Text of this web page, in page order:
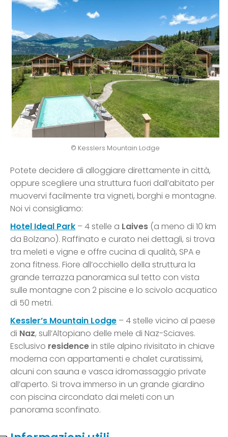
© Kesslers Mountain Lodge
Potete decidere di alloggiare direttamente in città,
oppure scegliere una struttura fuori dall’abitato per
muovervi facilmente tra vigneti, borghi e montagne.
Noi vi consigliamo:
Hotel Ideal Park – 4 stelle a Laives (a meno di 10 km
da Bolzano). Raffinato e curato nei dettagli, si trova
tra meleti e vigne e offre cucina di qualità, SPA e
zona fitness. Fiore all’occhiello della struttura la
grande terrazza panoramica sul tetto con vista
sulle montagne con 2 piscine e lo scivolo acquatico
di 50 metri.
Kessler’s Mountain Lodge – 4 stelle vicino al paese
di Naz, sull’Altopiano delle mele di Naz-Sciaves.
Esclusivo residencein stile alpino rivisitato in chiave
moderna con appartamenti e chalet curatissimi,
alcuni con sauna e vasca idromassaggio private
all’aperto. Si trova immerso in un grande giardino
con piscina circondato dai meleti con un
panorama sconfinato.